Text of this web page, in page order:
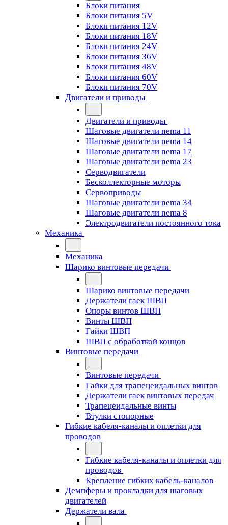
Блоки питания
Блоки питания 5V
Блоки питания 12V
Блоки питания 18V
Блоки питания 24V
Блоки питания 36V
Блоки питания 48V
Блоки питания 60V
Блоки питания 70V
Двигатели и приводы
Двигатели и приводы
Шаговые двигатели nema 11
Шаговые двигатели nema 14
Шаговые двигатели nema 17
Шаговые двигатели nema 23
Cерводвигатели
Бесколлекторные моторы
Сервоприводы
Шаговые двигатели nema 34
Шаговые двигатели nema 8
Электродвигатели постоянного тока
Механика
Механика
Шарико винтовые передачи
Шарико винтовые передачи
Держатели гаек ШВП
Опоры винтов ШВП
Винты ШВП
Гайки ШВП
ШВП с обработкой концов
Винтовые передачи
Винтовые передачи
Гайки для трапецеидальных винтов
Держатели гаек винтовых передач
Трапецеидальные винты
Втулки стопорные
Гибкие кабеля-каналы и оплетки для
проводов
Гибкие кабеля-каналы и оплетки для
проводов
Крепление гибких кабель-каналов
Демпферы и прокладки для шаговых
двигателей
Держатели вала